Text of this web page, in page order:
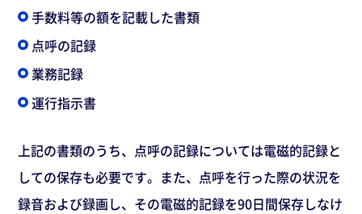
手数料等の額を記載した書類
点呼の記録
業務記録
運行指示書
上記の書類のうち、点呼の記録については電磁的記録と
しての保存も必要です。また、点呼を行った際の状況を
録音および録画し、その電磁的記録を90日間保存しなけ